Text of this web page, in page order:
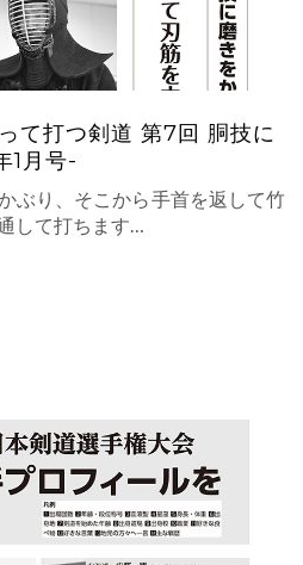
て打つ剣道 第7回 胴技に
1月号-
ぶり、そこから手首を返して竹
して打ちます…